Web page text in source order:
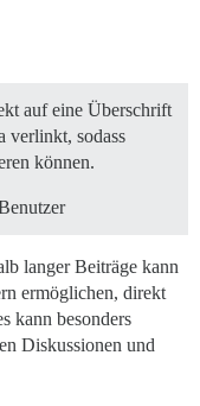
auf eine Überschrift
verlinkt, sodass
können.
langer Beiträge kann
ermöglichen, direkt
kann besonders
Diskussionen und